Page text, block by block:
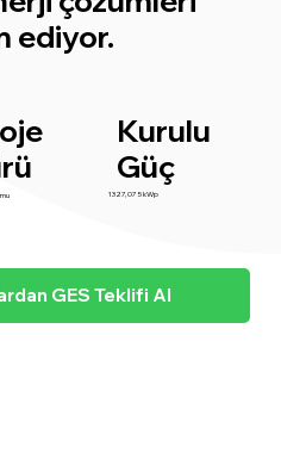
ediyor.
Kurulu
Güç
1327,075 kWp
GES Teklifi Al